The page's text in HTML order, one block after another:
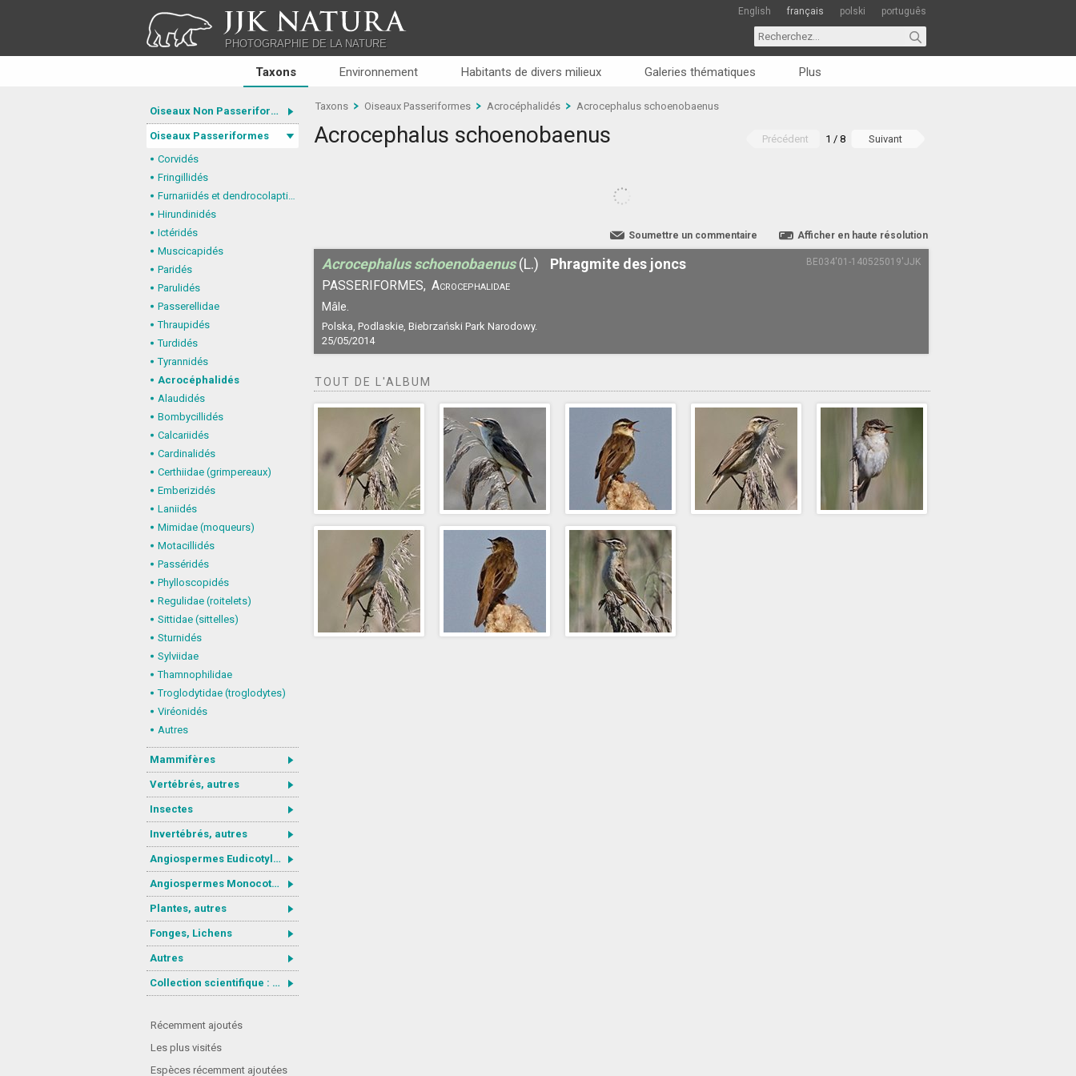
JJK NATURA
PHOTOGRAPHIE DE LA NATURE
English français polski português
Taxons Environnement Habitants de divers milieux Galeries thématiques Plus
Oiseaux Non Passeriformes
Oiseaux Passeriformes
Corvidés
Fringillidés
Furnariidés et dendrocolaptidés
Hirundinidés
Ictéridés
Muscicapidés
Paridés
Parulidés
Passerellidae
Thraupidés
Turdidés
Tyrannidés
Acrocéphalidés
Alaudidés
Bombycillidés
Calcariidés
Cardinalidés
Certhiidae (grimpereaux)
Emberizidés
Laniidés
Mimidae (moqueurs)
Motacillidés
Passéridés
Phylloscopidés
Regulidae (roitelets)
Sittidae (sittelles)
Sturnidés
Sylviidae
Thamnophilidae
Troglodytidae (troglodytes)
Viréonidés
Autres
Mammifères
Vertébrés, autres
Insectes
Invertébrés, autres
Angiospermes Eudicotylédones
Angiospermes Monocotylédones
Plantes, autres
Fonges, Lichens
Autres
Collection scientifique : Gastrotricha
Récemment ajoutés
Les plus visités
Espèces récemment ajoutées
Taxons Oiseaux Passeriformes Acrocéphalidés Acrocephalus schoenobaenus
Acrocephalus schoenobaenus Précédent 1 / 8 Suivant
Afficher en haute résolution
Soumettre un commentaire
Acrocephalus schoenobaenus (L.) Phragmite des joncs
PASSERIFORMES, Acrocephalidae
Mâle.
Polska, Podlaskie, Biebrzański Park Narodowy.
25/05/2014
BE034'01-140525019'JJK
TOUT DE L'ALBUM